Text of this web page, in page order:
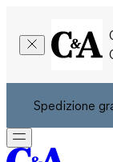
Spedizione